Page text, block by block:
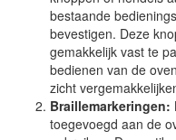
bestaande
bevestigen. Deze
gemakkelijk vast te
bedienen van de
zicht
Braillemarkeringen:
toegevoegd aan de